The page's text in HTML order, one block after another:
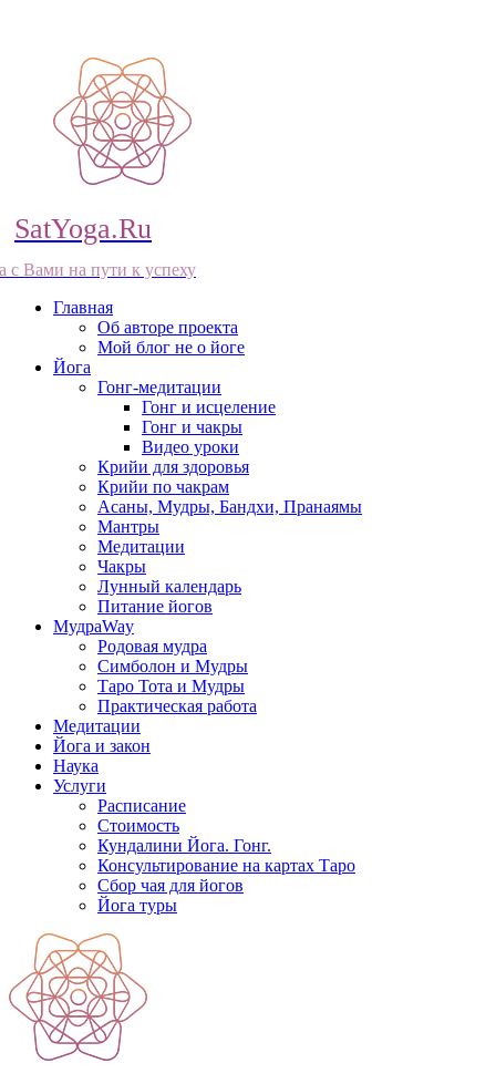
SatYoga.Ru
с Вами на пути к успеху
Главная
Об авторе проекта
Мой блог не о йоге
Йога
Гонг-медитации
Гонг и исцеление
Гонг и чакры
Видео уроки
Крийи для здоровья
Крийи по чакрам
Асаны, Мудры, Бандхи, Пранаямы
Мантры
Медитации
Чакры
Лунный календарь
Питание йогов
МудраWay
Родовая мудра
Симболон и Мудры
Таро Тота и Мудры
Практическая работа
Медитации
Йога и закон
Наука
Услуги
Расписание
Стоимость
Кундалини Йога. Гонг.
Консультирование на картах Таро
Сбор чая для йогов
Йога туры